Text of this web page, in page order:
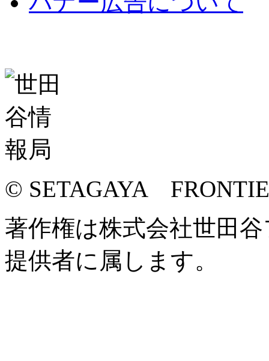
© SETAGAYA
著作権は株式会社世田
提供者に属します。